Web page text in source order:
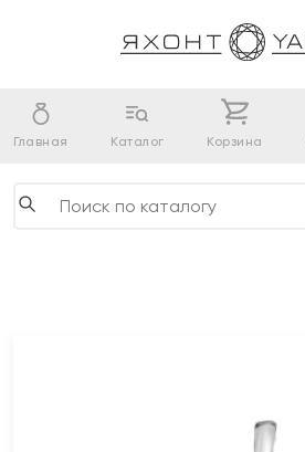
Главная Каталог Корзина